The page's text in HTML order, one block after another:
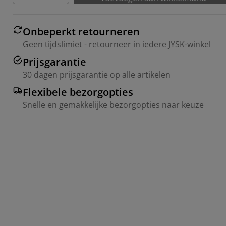
Onbeperkt retourneren
Geen tijdslimiet - retourneer in iedere JYSK-winkel
Prijsgarantie
30 dagen prijsgarantie op alle artikelen
Flexibele bezorgopties
Snelle en gemakkelijke bezorgopties naar keuze